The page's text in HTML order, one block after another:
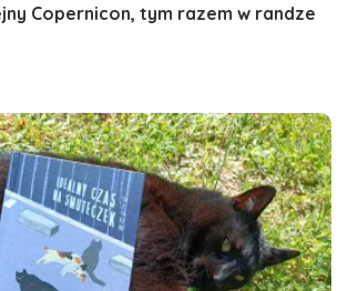
Copernicon, tym razem w randze